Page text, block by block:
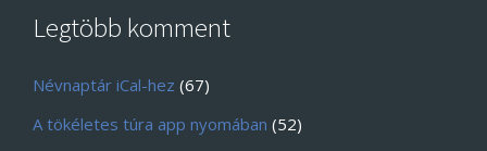
Legtöbb komment
Névnaptár iCal-hez (67)
A tökéletes túra app nyomában (52)